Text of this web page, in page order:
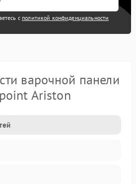
с политикой конфиденциальности
варочной панели
Ariston